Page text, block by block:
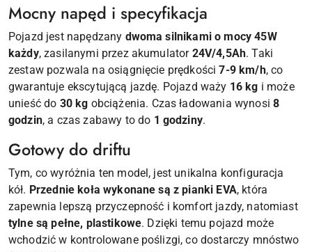
Mocny napęd i specyfikacja
Pojazd jest napędzany dwoma silnikami o mocy 45W
każdy, zasilanymi przez akumulator 24V/4,5Ah. Taki
zestaw pozwala na osiągnięcie prędkości7-9 km/h, co
gwarantuje ekscytującą jazdę. Pojazd waży 16 kg i może
unieść do 30 kg obciążenia. Czas ładowania wynosi8
godzin, a czas zabawy to do 1 godziny.
Gotowy do driftu
Tym, co wyróżnia ten model, jest unikalna konfiguracja
kół. Przednie koła wykonane są z pianki EVA, która
zapewnia lepszą przyczepność i komfort jazdy, natomiast
tylne są pełne, plastikowe. Dzięki temu pojazd może
wchodzić w kontrolowane poślizgi, co dostarczy mnóstwo